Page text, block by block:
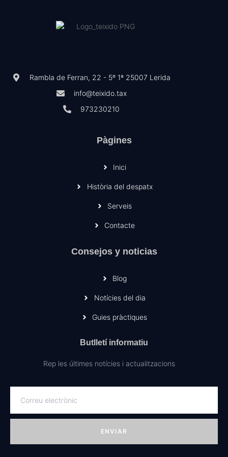
Rambla de Ferran, 22 - 5º 1ª 25007 Lerida
info@teixido.tax
973230210
Pàgines
Inici
Història del despatx
Serveis
Contacte
Consejos y noticias
Blog
Notícies del dia
Guies pràctiques
Butlletí informatiu
Rep les últimes notícies i actualitzacions
ENVIAR